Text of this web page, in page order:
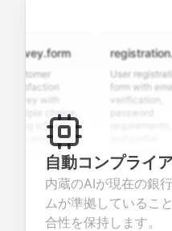
with
open-ended
valuable
about
products or
User registration
form with email
verification,
information
fields for
seamless
account
creation.
自動コンプライ
内蔵のAIが現在の銀
ムが準拠しているこ
合性を保持します。